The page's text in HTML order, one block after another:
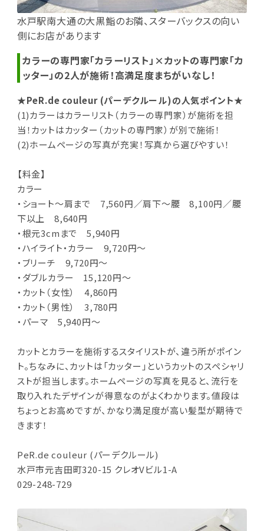
水戸駅南大通の大黒鮨のお隣、スターバックスの向い
側にお店があります
カラーの専門家「カラーリスト」×カットの専門家「カ
ッター」の2人が施術！高満足度まちがいなし！
★PeR.de couleur (パーデクルール)の人気ポイント★
(1)カラーはカラーリスト（カラーの専門家）が施術を担
当！カットはカッター（カットの専門家）が別で施術！
(2)ホームページの写真が充実！写真から選びやすい！
【料金】
カラー
・ショート～肩まで 7,560円／肩下～腰 8,100円／腰
下以上 8,640円
・根元3cmまで 5,940円
・ハイライト・カラー 9,720円～
・ブリーチ 9,720円～
・ダブルカラー 15,120円～
・カット（女性） 4,860円
・カット（男性） 3,780円
・パーマ 5,940円～
カットとカラーを施術するスタイリストが、違う所がポイン
ト。ちなみに、カットは「カッター」というカットのスペシャリ
ストが担当します。ホームページの写真を見ると、流行を
取り入れたデザインが得意なのがよくわかります。値段は
ちょっとお高めですが、かなり満足度が高い髪型が期待で
きます！
PeR.de couleur (パーデクルール)
水戸市元吉田町320-15 クレオVビル1-A
029-248-729